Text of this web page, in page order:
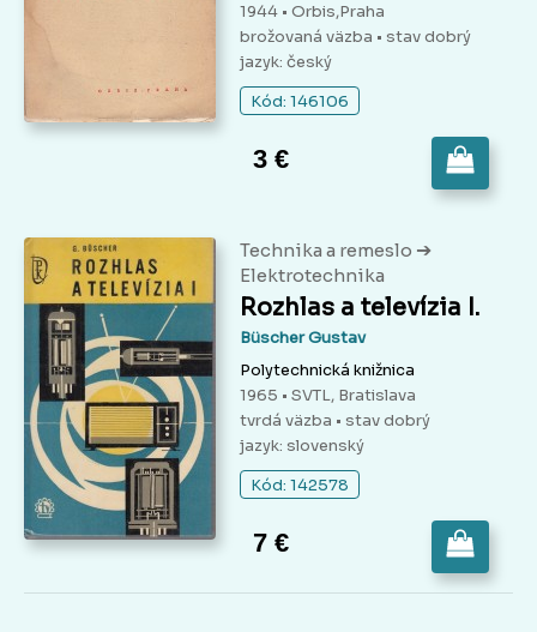
1944 • Orbis,Praha
brožovaná väzba • stav dobrý
jazyk: český
Kód: 146106
3 €
Technika a remeslo ➔
Elektrotechnika
Rozhlas a televízia I.
Büscher Gustav
Polytechnická knižnica
1965 • SVTL, Bratislava
tvrdá väzba • stav dobrý
jazyk: slovenský
Kód: 142578
7 €